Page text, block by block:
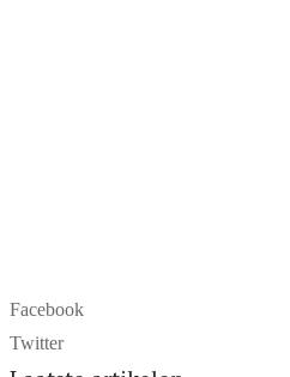
Facebook
Twitter